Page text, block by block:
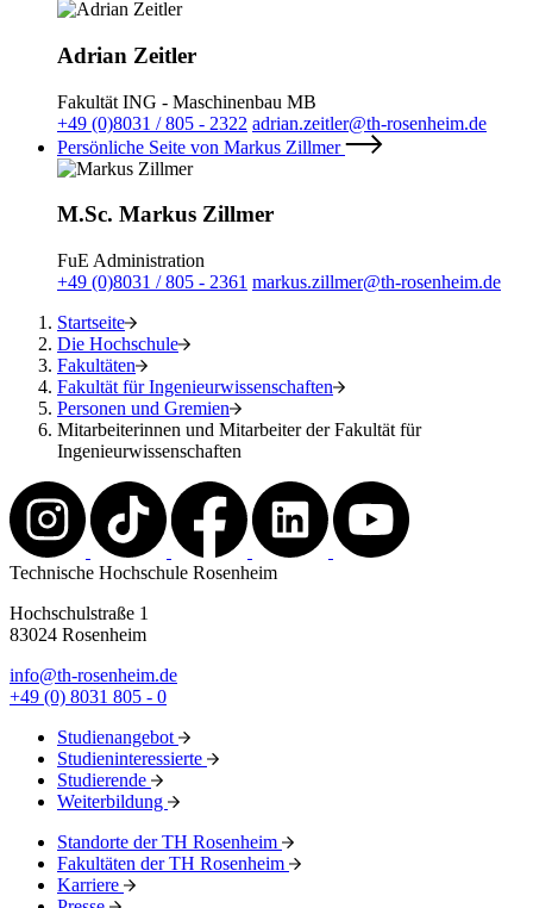
Adrian Zeitler
Fakultät ING - Maschinenbau MB
+49 (0)8031 / 805 - 2322 adrian.zeitler@th-rosenheim.de
Persönliche Seite von Markus Zillmer
M.Sc. Markus Zillmer
FuE Administration
+49 (0)8031 / 805 - 2361 markus.zillmer@th-rosenheim.de
Startseite
Die Hochschule
Fakultäten
Fakultät für Ingenieurwissenschaften
Personen und Gremien
Mitarbeiterinnen und Mitarbeiter der Fakultät für
Ingenieurwissenschaften
Technische Hochschule Rosenheim
Hochschulstraße 1
83024 Rosenheim
info@th-rosenheim.de
+49 (0) 8031 805 - 0
Studienangebot
Studieninteressierte
Studierende
Weiterbildung
Standorte der TH Rosenheim
Fakultäten der TH Rosenheim
Karriere